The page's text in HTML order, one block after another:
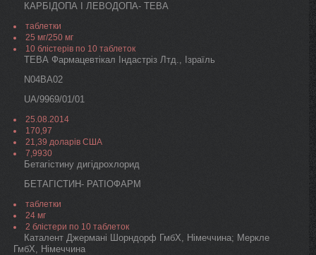
КАРБІДОПА І ЛЕВОДОПА- ТЕВА
таблетки
25 мг/250 мг
10 блістерів по 10 таблеток
ТЕВА Фармацевтікал Індастріз Лтд., Ізраїль
N04BA02
UA/9969/01/01
25.08.2014
170,97
21,39 доларів США
7,9930
Бетагістину дигідрохлорид
БЕТАГІСТИН- РАТІОФАРМ
таблетки
24 мг
2 блістери по 10 таблеток
Каталент Джермані Шорндорф ГмбХ, Німеччина; Меркле
ГмбХ, Німеччина